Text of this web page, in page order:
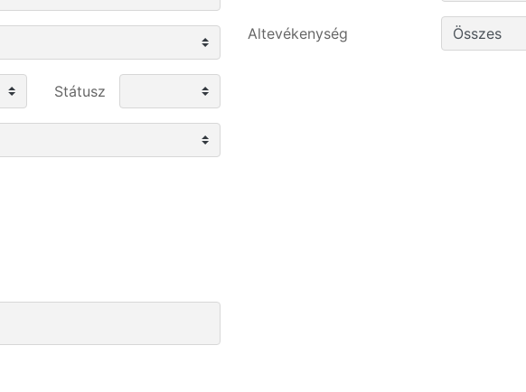
Altevékenység
Státusz